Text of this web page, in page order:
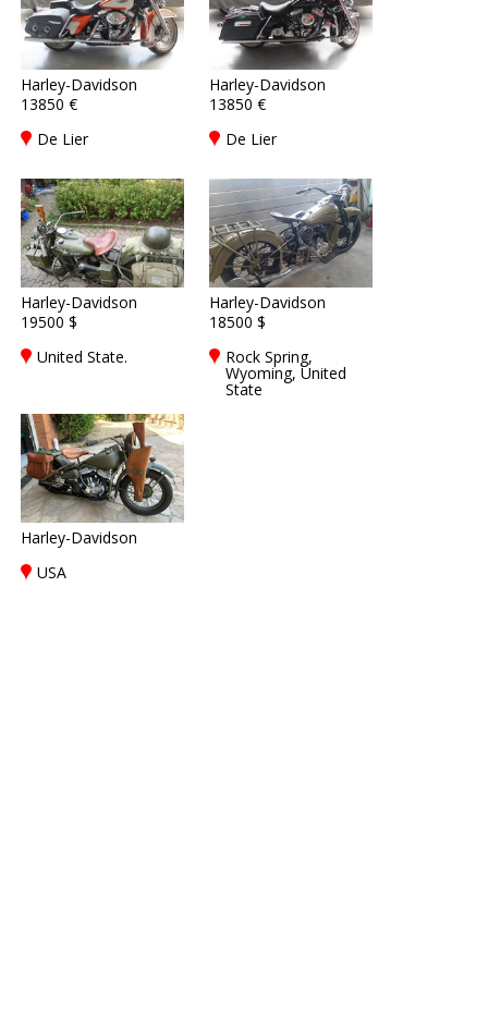
Harley-Davidson
13850 €
De Lier
Harley-Davidson
13850 €
De Lier
Harley-Davidson
19500 $
United State.
Harley-Davidson
18500 $
Rock Spring,
Wyoming, United
State
Harley-Davidson
USA